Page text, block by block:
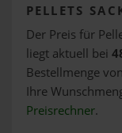
PELLETS
Der Preis für
liegt aktuell bei
Bestellmenge
Ihre
Preisrechner.